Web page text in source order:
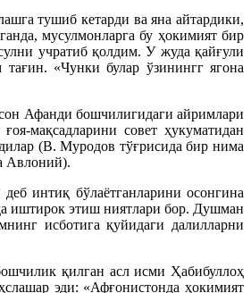
тушиб кетарди ва яна айтардики,
мусулмонларга бу ҳокимият бир
учратиб қолдим. У жуда қайғули
«Чунки булар ўзинингг ягона
Афанди бошчилигидаги айримлари
мақсадларини совет ҳукуматидан
(В. Муродов тўғрисида бир нима
Авлоний).
интиқ бўлаётганларини осонгина
иштирок этиш ниятлари бор. Душман
исботига қуйидаги далилларни
қилган асл исми Ҳабибуллоҳ
эди: «Афғонистонда ҳокимият